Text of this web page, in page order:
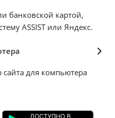
банковской картой,
ASSIST или Яндекс.
для компьютера